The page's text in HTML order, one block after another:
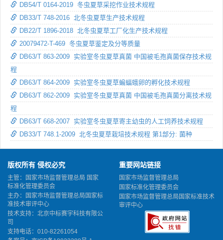
DB54/T 0164-2019 冬虫夏草采挖作业技术规程
DB33/T 748-2016 北冬虫夏草生产技术规程
DB22/T 1896-2018 北冬虫夏草工厂化生产技术规程
20079472-T-469 冬虫夏草鉴定及分等质量
DB63/T 863-2009 实验室冬虫夏草真菌 中国被毛孢真菌保存技术规
程
DB63/T 864-2009 实验室冬虫夏草蝙蝠蛾卵的孵化技术规程
DB63/T 862-2009 实验室冬虫夏草真菌 中国被毛孢真菌分离技术规
程
DB63/T 668-2007 实验室冬虫夏草寄主幼虫的人工饲养技术规程
DB33/T 748.1-2009 北冬虫夏草栽培技术规程 第1部分: 菌种
版权所有 侵权必究
主管：国家市场监督管理总局 国家
标准化管理委员会
主办：国家市场监督管理总局国家标
准技术审评中心
技术支持：北京中标赛宇科技有限公
司
支持电话：010-82261054
重要网站链接
国家市场监督管理总局
国家标准化管理委员会
国家市场监督管理总局国家标准技术
审评中心